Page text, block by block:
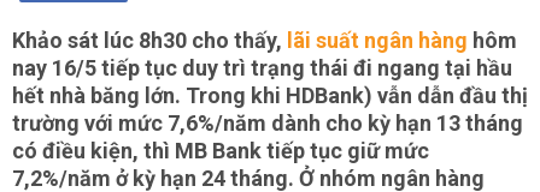
Khảo sát lúc 8h30 cho thấy, lãi suất ngân hàng hôm
nay 16/5 tiếp tục duy trì trạng thái đi ngang tại hầu
hết nhà băng lớn. Trong khi HDBank) vẫn dẫn đầu thị
trường với mức 7,6%/năm dành cho kỳ hạn 13 tháng
có điều kiện, thì MB Bank tiếp tục giữ mức
7,2%/năm ở kỳ hạn 24 tháng. Ở nhóm ngân hàng